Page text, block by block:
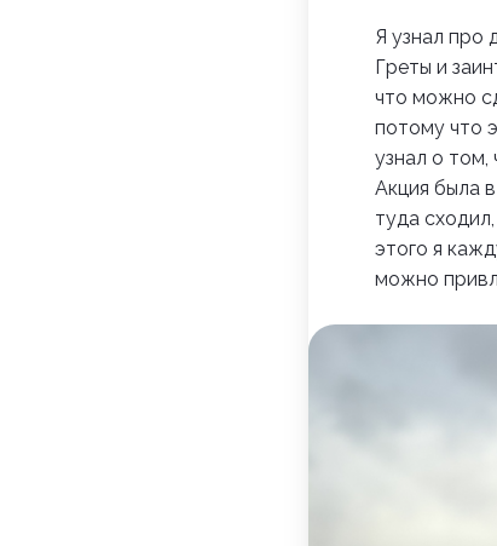
Я узнал про
Греты и
что можно
потому что
узнал о том,
Акция была
туда
этого я
можно